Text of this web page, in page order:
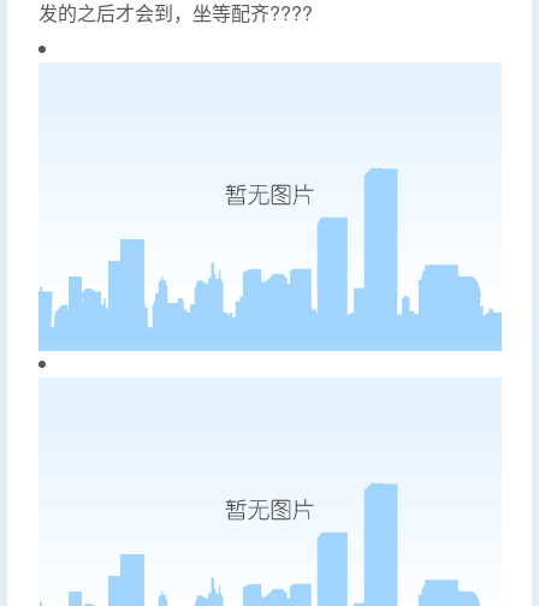
发的之后才会到，坐等配齐????